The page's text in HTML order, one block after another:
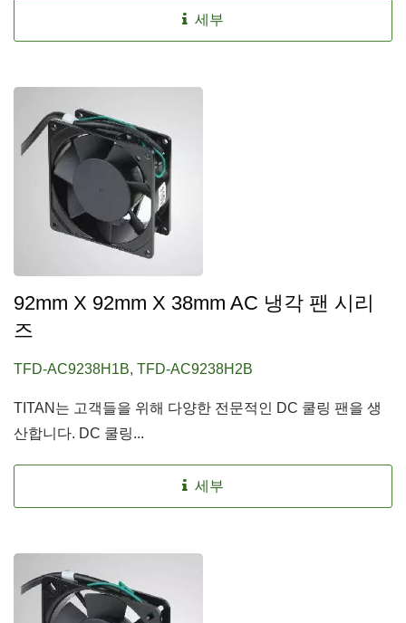
세부
92mm X 92mm X 38mm AC 냉각 팬 시리
즈
TFD-AC9238H1B, TFD-AC9238H2B
TITAN는 고객들을 위해 다양한 전문적인 DC 쿨링 팬을 생
산합니다. DC 쿨링...
세부